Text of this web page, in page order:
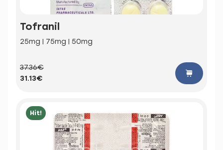
Tofranil
25mg | 75mg | 50mg
37.36€
31.13€
Hit!